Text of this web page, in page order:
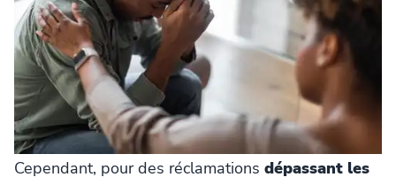
Cependant, pour des réclamations dépassant les